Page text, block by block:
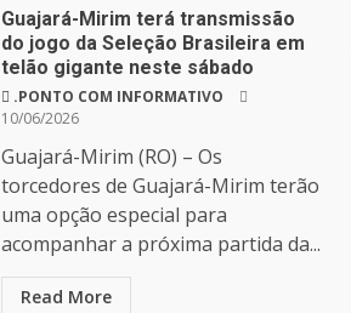
Guajará-Mirim terá transmissão
do jogo da Seleção Brasileira em
telão gigante neste sábado
.PONTO COM INFORMATIVO
10/06/2026
Guajará-Mirim (RO) – Os
torcedores de Guajará-Mirim terão
uma opção especial para
acompanhar a próxima partida da...
Read More